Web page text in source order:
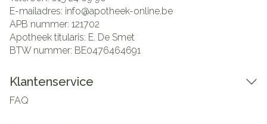
E-mailadres: info@apotheek-online.be
APB nummer: 121702
Apotheek titularis: E. De Smet
BTW nummer: BE0476464691
Klantenservice
FAQ